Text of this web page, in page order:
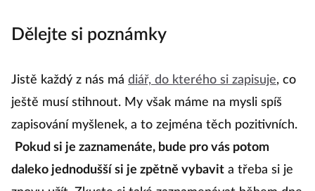
Dělejte si poznámky
Jistě každý z nás má diář, do kterého si zapisuje, co
ještě musí stihnout. My však máme na mysli spíš
zapisování myšlenek, a to zejména těch pozitivních.
Pokud si je zaznamenáte, bude pro vás potom
daleko jednodušší si je zpětně vybavit a třeba si je